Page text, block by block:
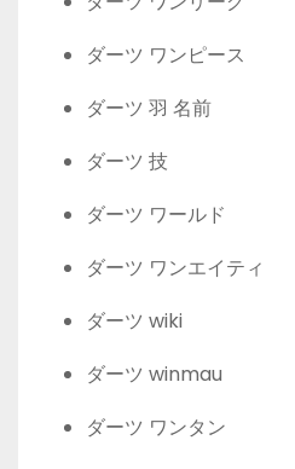
ダーツ ワンピース
ダーツ 羽 名前
ダーツ 技
ダーツ ワールド
ダーツ ワンエイティ
ダーツ wiki
ダーツ winmau
ダーツ ワンタン